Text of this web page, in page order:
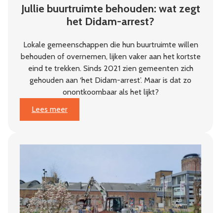
Jullie buurtruimte behouden: wat zegt
het Didam-arrest?
Lokale gemeenschappen die hun buurtruimte willen
behouden of overnemen, lijken vaker aan het kortste
eind te trekken. Sinds 2021 zien gemeenten zich
gehouden aan ‘het Didam-arrest’. Maar is dat zo
onontkoombaar als het lijkt?
Lees meer
:
Jullie
behouden:
zegt
het
Didam-
arrest?